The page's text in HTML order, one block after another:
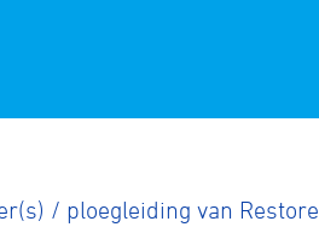
/ ploegleiding van Restore